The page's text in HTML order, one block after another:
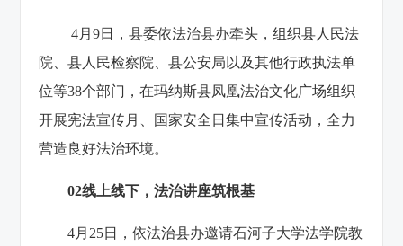
4月9日，县委依法治县办牵头，组织县人民法
院、县人民检察院、县公安局以及其他行政执法单
位等38个部门，在玛纳斯县凤凰法治文化广场组织
开展宪法宣传月、国家安全日集中宣传活动，全力
营造良好法治环境。
02线上线下，法治讲座筑根基
4月25日，依法治县办邀请石河子大学法学院教